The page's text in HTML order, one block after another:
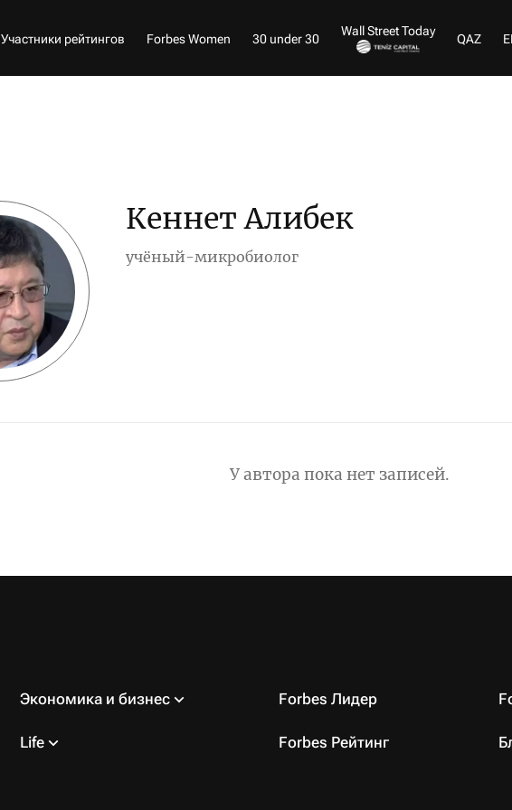
Участники рейтингов Forbes Women 30 under 30
Wall Street Today
QAZ
Кеннет Алибек
учёный-микробиолог
У автора пока нет записей.
Экономика и бизнес
Life
Forbes Лидер
Forbes Рейтинг